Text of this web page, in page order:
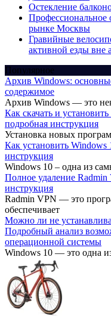
Остекление
Профессиональное
рынке Москвы
Гравийные
активной езды вне
Популярное
Архив Windows:
содержимое
Архив Windows — это
Как скачать и
подробная инструкция
Установка новых
Как установить
инструкция
Windows 10 – одна из
Полное удаление
инструкция
Radmin VPN — это
обеспечивает
Можно ли не
Подробный анализ
операционной системы
Windows 10 — это одна